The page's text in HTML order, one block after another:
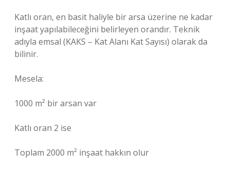
Katlı oran, en basit haliyle bir arsa üzerine ne kadar
inşaat yapılabileceğini belirleyen orandır. Teknik
adıyla emsal (KAKS – Kat Alanı Kat Sayısı) olarak da
bilinir.
Mesela:
1000 m² bir arsan var
Katlı oran 2 ise
Toplam 2000 m² inşaat hakkın olur